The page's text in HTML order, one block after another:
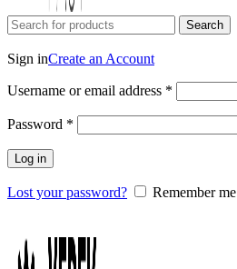
Search
Sign inCreate an Account
Username or email address *
Password *
Log in
Lost your password?
Remember me